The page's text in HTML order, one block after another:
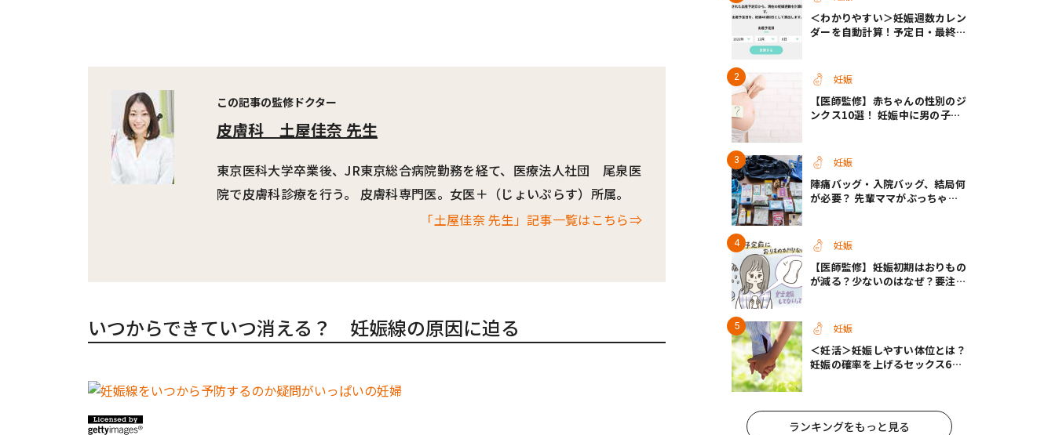
この記事の監修ドクター
皮膚科 土屋佳奈 先生
東京医科大学卒業後、JR東京総合病院勤務を経て、医療法人社団 尾泉医
院で皮膚科診療を行う。 皮膚科専門医。女医＋（じょいぷらす）所属。
「土屋佳奈 先生」記事一覧はこちら⇒
いつからできていつ消える？ 妊娠線の原因に迫る
＜わかりやすい＞妊娠週数カレン
ダーを自動計算！予定日・最終生
妊娠
【医師監修】赤ちゃんの性別のジ
ンクス10選！ 妊娠中に男の子・
妊娠
陣痛バッグ・入院バッグ、結局何
が必要？ 先輩ママがぶっちゃけ
妊娠
【医師監修】妊娠初期はおりもの
が減る？少ないのはなぜ？要注意
妊娠
＜妊活＞妊娠しやすい体位とは？
妊娠の確率を上げるセックス6つ
ランキングをもっと見る